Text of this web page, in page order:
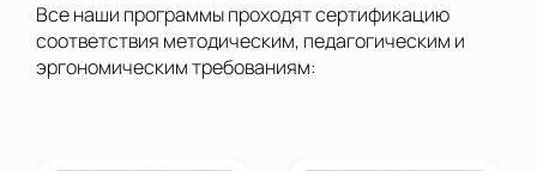
Все наши программы проходят сертификацию
соответствия методическим, педагогическим и
эргономическим требованиям: